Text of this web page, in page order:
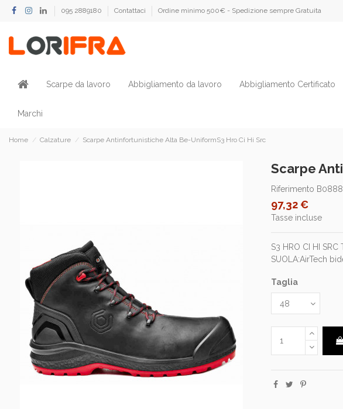
095 2889180 Contattaci Ordine minimo 500€ - Spedizione sempre Gratuita
Scarpe da lavoro Abbigliamento da lavoro Abbigliamento Certificato
Marchi
Home Calzature Scarpe Antinfortunistiche Alta Be-UniformS3 Hro Ci Hi Src
Scarpe
Riferimento
97,32 €
Tasse incluse
S3 HRO CI HI
SUOLA:AirTech
Taglia